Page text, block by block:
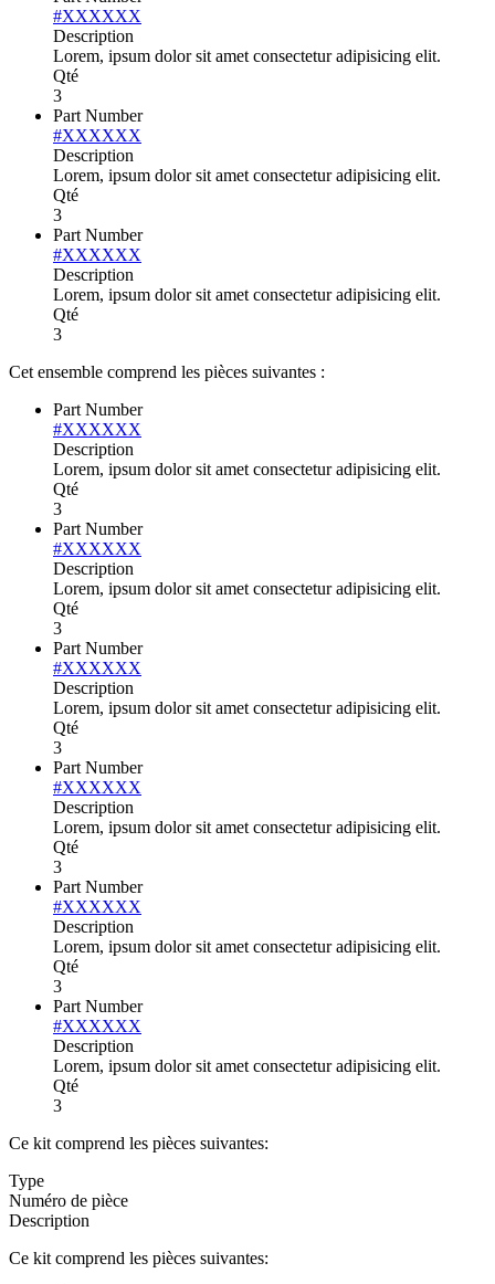
#XXXXXX
Description
Lorem, ipsum dolor sit amet consectetur adipisicing elit.
Qté
3
Part Number
#XXXXXX
Description
Lorem, ipsum dolor sit amet consectetur adipisicing elit.
Qté
3
Part Number
#XXXXXX
Description
Lorem, ipsum dolor sit amet consectetur adipisicing elit.
Qté
3
Cet ensemble comprend les pièces suivantes :
Part Number
#XXXXXX
Description
Lorem, ipsum dolor sit amet consectetur adipisicing elit.
Qté
3
Part Number
#XXXXXX
Description
Lorem, ipsum dolor sit amet consectetur adipisicing elit.
Qté
3
Part Number
#XXXXXX
Description
Lorem, ipsum dolor sit amet consectetur adipisicing elit.
Qté
3
Part Number
#XXXXXX
Description
Lorem, ipsum dolor sit amet consectetur adipisicing elit.
Qté
3
Part Number
#XXXXXX
Description
Lorem, ipsum dolor sit amet consectetur adipisicing elit.
Qté
3
Part Number
#XXXXXX
Description
Lorem, ipsum dolor sit amet consectetur adipisicing elit.
Qté
3
Ce kit comprend les pièces suivantes:
Type
Numéro de pièce
Description
Ce kit comprend les pièces suivantes: